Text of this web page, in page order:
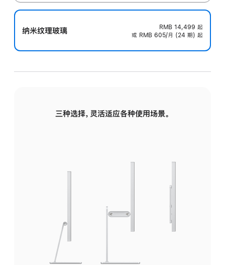
纳米纹理玻璃 RMB 14,499 起
或 RMB 605/月 (24 期) 起
三种选择，灵活适应各种使用场景。